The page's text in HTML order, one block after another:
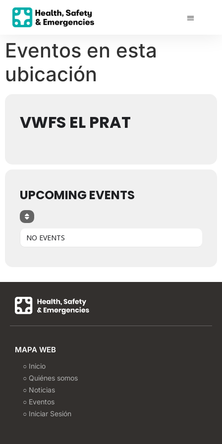
Eventos en esta
ubicación
VWFS EL PRAT
UPCOMING EVENTS
NO EVENTS
MAPA WEB
○ Inicio
○ Quiénes somos
○ Noticias
○ Eventos
○ Iniciar Sesión